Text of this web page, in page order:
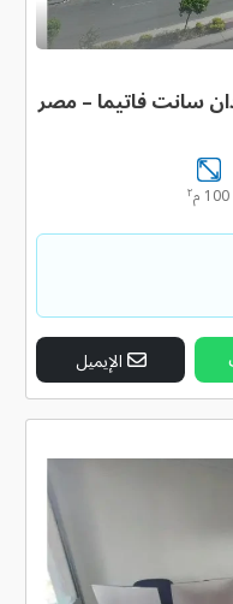
سانت فاتيما – مصر
100 م ٢
الإيميل